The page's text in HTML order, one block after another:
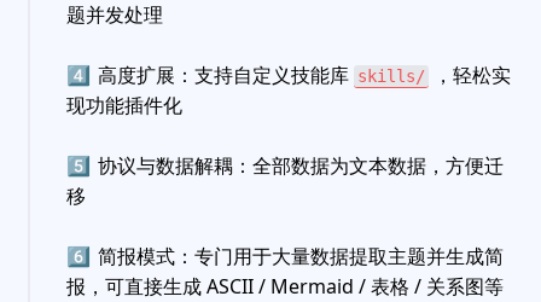
题并发处理
4️⃣ 高度扩展：支持自定义技能库 skills/
，轻松实
现功能插件化
5️⃣ 协议与数据解耦：全部数据为文本数据，方便迁
移
6️⃣ 简报模式：专门用于大量数据提取主题并生成简
报，可直接生成 ASCII / Mermaid / 表格 / 关系图等